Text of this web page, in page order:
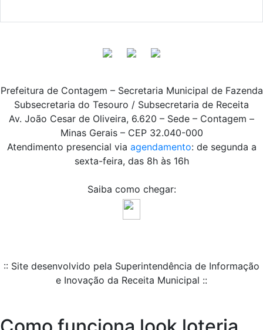
Prefeitura de Contagem – Secretaria Municipal de Fazenda
Subsecretaria do Tesouro / Subsecretaria de Receita
Av. João Cesar de Oliveira, 6.620 – Sede – Contagem –
Minas Gerais – CEP 32.040-000
Atendimento presencial via agendamento: de segunda a
sexta-feira, das 8h às 16h
Saiba como chegar:
:: Site desenvolvido pela Superintendência de Informação
e Inovação da Receita Municipal ::